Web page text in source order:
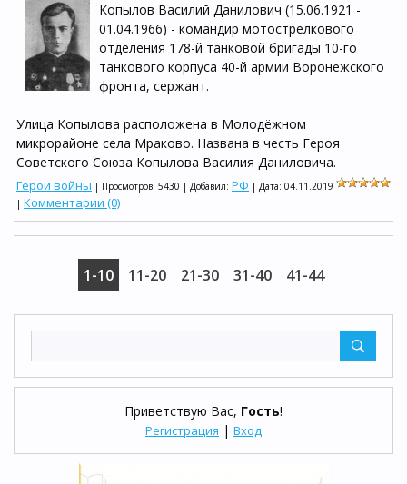
Приветствую Вас, Гость!
Регистрация | Вход
Копылов Василий Данилович (15.06.1921 -
01.04.1966) - командир мотострелкового
отделения 178-й танковой бригады 10-го
танкового корпуса 40-й армии Воронежского
фронта, сержант.
Улица Копылова расположена в Молодёжном
микрорайоне села Мраково. Названа в честь Героя
Советского Союза Копылова Василия Даниловича.
Герои войны | Просмотров: 5430 | Добавил: РФ | Дата: 04.11.2019
| Комментарии (0)
1-10 11-20 21-30 31-40 41-44